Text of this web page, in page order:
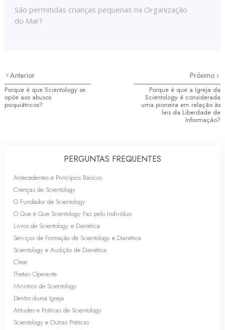
São permitidas crianças pequenas na Organização
do Mar?
Anterior
Porque é que Scientology se
opõe aos abusos
psiquiátricos?
Próximo
Porque é que a Igreja da
Scientology é considerada
uma pioneira em relação às
leis da Liberdade de
Informação?
PERGUNTAS FREQUENTES
Antecedentes e Princípios Básicos
Crenças de Scientology
O Fundador de Scientology
O Que é Que Scientology Faz pelo Indivíduo
Livros de Scientology e Dianética
Serviços de Formação de Scientology e Dianética
Scientology e Audição de Dianética
Clear
Thetan Operante
Ministros de Scientology
Dentro duma Igreja
Atitudes e Práticas de Scientology
Scientology e Outras Práticas